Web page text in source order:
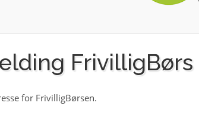
FrivilligBørs
for FrivilligBørsen.